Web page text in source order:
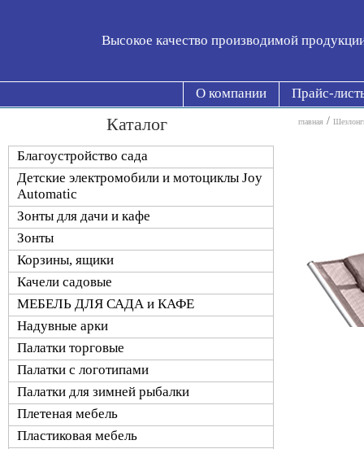
Высокое качество производимой
О компании Прайс-
Каталог
Благоустройство сада
Детские электромобили и мотоциклы Joy
Automatic
Зонты для дачи и кафе
Зонты
Корзины, ящики
Качели садовые
МЕБЕЛЬ ДЛЯ САДА и КАФЕ
Надувные арки
Палатки торговые
Палатки с логотипами
Палатки для зимней рыбалки
Плетеная мебель
Пластиковая мебель
главная /